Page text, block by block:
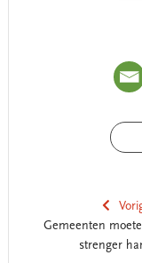
Gemeenten
strenger